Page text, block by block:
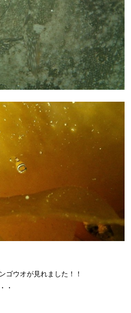
ゴウオが見れました！！
・